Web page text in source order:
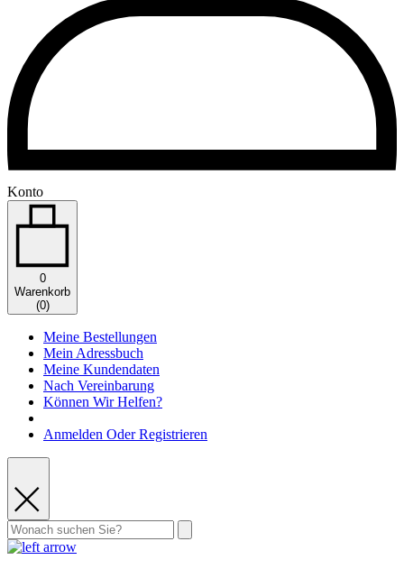
Konto
0
Warenkorb
(0)
Meine Bestellungen
Mein Adressbuch
Meine Kundendaten
Nach Vereinbarung
Können Wir Helfen?
Anmelden Oder Registrieren